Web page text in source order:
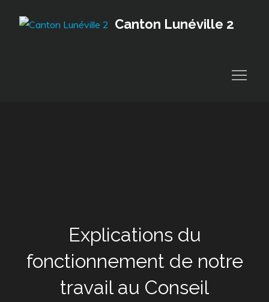
Canton Lunéville 2
Explications du
fonctionnement de notre
travail au Conseil